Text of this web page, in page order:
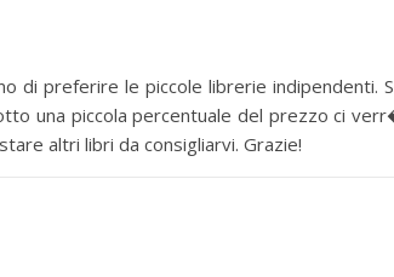
di preferire le piccole librerie indipendenti.
una piccola percentuale del prezzo ci
altri libri da consigliarvi. Grazie!